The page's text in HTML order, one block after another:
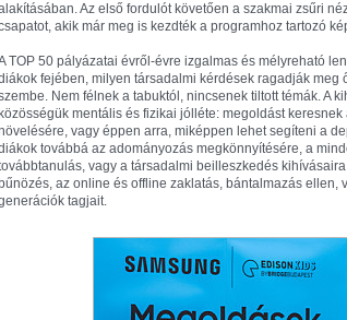
Az első fordulót követően a szakmai zsűri
akik már meg is kezdték a programhoz tartozó
TOP 50 pályázatai évről-évre izgalmas és mélyreható
fejében, milyen társadalmi kérdések ragadják
Nem félnek a tabuktól, nincsenek tiltott témák. A
közösségük mentális és fizikai jólléte: megoldást
vagy éppen arra, miképpen lehet segíteni a
továbbá az adományozás megkönnyítésére, a
vagy a társadalmi beilleszkedés
bűnözés, az online és offline zaklatás, bántalmazás
tagjait.